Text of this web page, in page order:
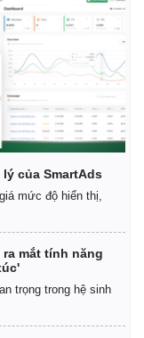
của SmartAds
mức độ hiển thị,
mắt tính năng
trọng trong hệ sinh